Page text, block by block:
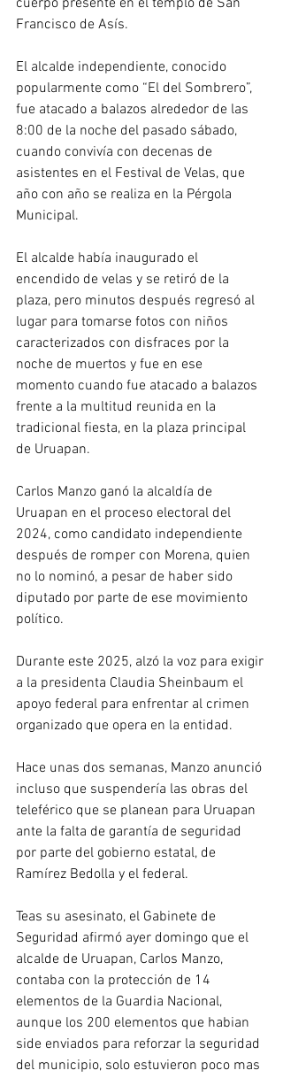
cuerpo presente en el templo de San
Francisco de Asís.
El alcalde independiente, conocido
popularmente como “El del Sombrero”,
fue atacado a balazos alrededor de las
8:00 de la noche del pasado sábado,
cuando convivía con decenas de
asistentes en el Festival de Velas, que
año con año se realiza en la Pérgola
Municipal.
El alcalde había inaugurado el
encendido de velas y se retiró de la
plaza, pero minutos después regresó al
lugar para tomarse fotos con niños
caracterizados con disfraces por la
noche de muertos y fue en ese
momento cuando fue atacado a balazos
frente a la multitud reunida en la
tradicional fiesta, en la plaza principal
de Uruapan.
Carlos Manzo ganó la alcaldía de
Uruapan en el proceso electoral del
2024, como candidato independiente
después de romper con Morena, quien
no lo nominó, a pesar de haber sido
diputado por parte de ese movimiento
político.
Durante este 2025, alzó la voz para exigir
a la presidenta Claudia Sheinbaum el
apoyo federal para enfrentar al crimen
organizado que opera en la entidad.
Hace unas dos semanas, Manzo anunció
incluso que suspendería las obras del
teleférico que se planean para Uruapan
ante la falta de garantía de seguridad
por parte del gobierno estatal, de
Ramírez Bedolla y el federal.
Teas su asesinato, el Gabinete de
Seguridad afirmó ayer domingo que el
alcalde de Uruapan, Carlos Manzo,
contaba con la protección de 14
elementos de la Guardia Nacional,
aunque los 200 elementos que habian
side enviados para reforzar la seguridad
del municipio, solo estuvieron poco mas